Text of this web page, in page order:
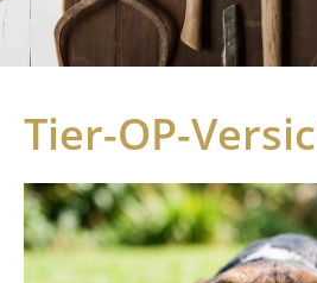
Tier-OP-